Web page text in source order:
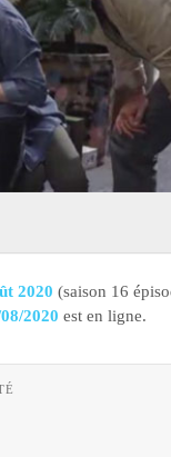
2020 (saison 16
2020 est en ligne.